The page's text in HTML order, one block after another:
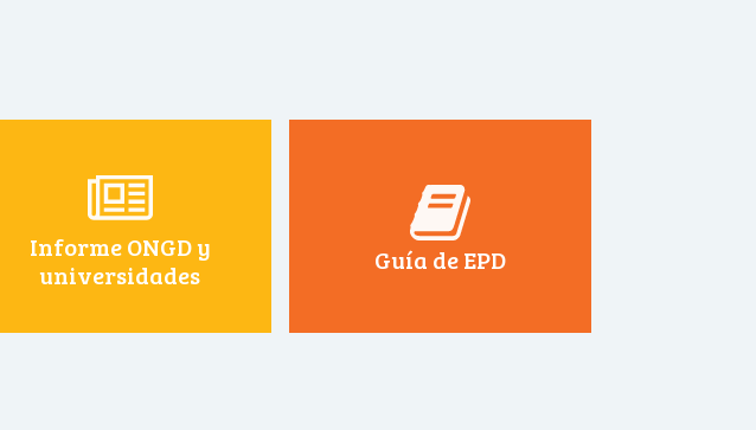
Informe ONGD y
universidades
Guía de EPD